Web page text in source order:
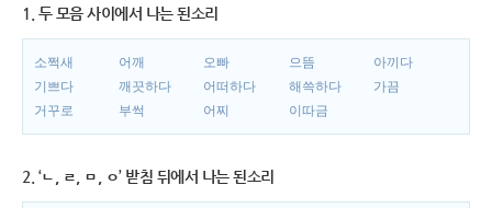
1. 두 모음 사이에서 나는 된소리
소쩍새 어깨 오빠 으뜸
아끼다
기쁘다
깨끗하다 어떠하다 해쓱하다
가끔
거꾸로
부썩 어찌 이따금
2. ‘ㄴ, ㄹ, ㅁ, ㅇ’ 받침 뒤에서 나는 된소리